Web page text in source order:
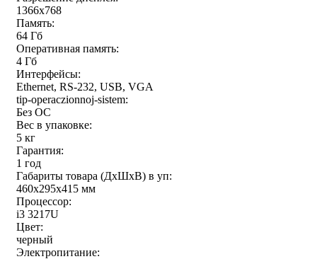
1366x768
Память:
64 Гб
Оперативная память:
4 Гб
Интерфейсы:
Ethernet, RS-232, USB, VGA
tip-operaczionnoj-sistem:
Без ОС
Вес в упаковке:
5 кг
Гарантия:
1 год
Габариты товара (ДxШxВ) в уп:
460x295x415 мм
Процессор:
i3 3217U
Цвет:
черный
Электропитание: